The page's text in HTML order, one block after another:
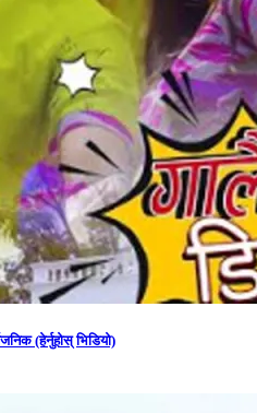
(हेर्नुहोस् भिडियो)